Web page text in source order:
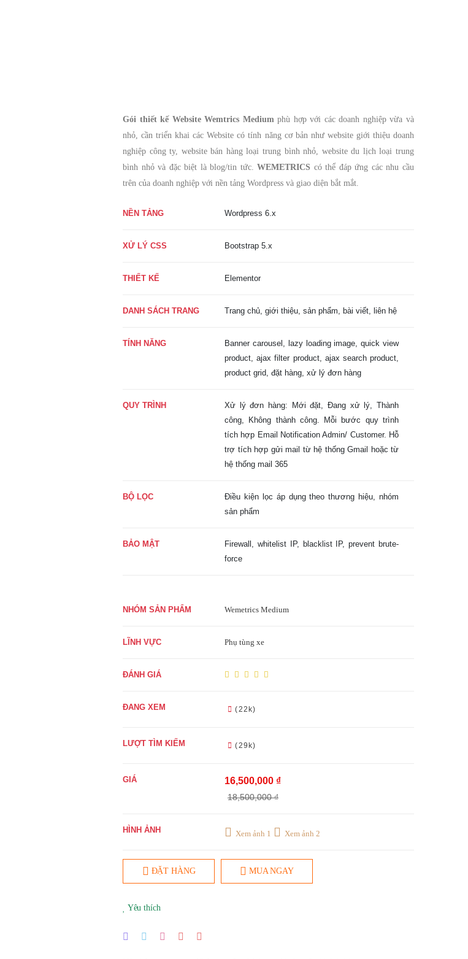
Gói thiết kế Website Wemtrics Mediumphù hợp với các doanh nghiệp vừa và
nhỏ, cần triển khai các Website có tính năng cơ bản như website giới thiệu doanh
nghiệp công ty, website bán hàng loại trung bình nhỏ, website du lịch loại trung
bình nhỏ và đặc biệt là blog/tin tức.WEMETRICS có thể đáp ứng các nhu cầu
trên của doanh nghiệp với nền tảng Wordpress và giao diện bắt mắt.
NỀN TẢNG Wordpress 6.x
XỬ LÝ CSS Bootstrap 5.x
THIẾT KẾ Elementor
DANH SÁCH TRANG Trang chủ, giới thiệu, sản phẩm, bài viết, liên hệ
TÍNH NĂNG
Banner carousel, lazy loading image, quick view
product, ajax filter product, ajax search product,
product grid, đặt hàng, xử lý đơn hàng
QUY TRÌNH
Xử lý đơn hàng: Mới đặt, Đang xử lý, Thành
công, Không thành công. Mỗi bước quy trình
tích hợp Email Notification Admin/ Customer. Hỗ
trợ tích hợp gửi mail từ hệ thống Gmail hoặc từ
hệ thống mail 365
BỘ LỌC
Điều kiện lọc áp dụng theo thương hiệu, nhóm
sản phẩm
BẢO MẬT
Firewall, whitelist IP, blacklist IP, prevent brute-
force
NHÓM SẢN PHẨM Wemetrics Medium
LĨNH VỰC Phụ tùng xe
ĐÁNH GIÁ
ĐANG XEM (22k)
LƯỢT TÌM KIẾM (29k)
GIÁ 16,500,000 ₫
18,500,000 ₫
HÌNH ẢNH Xem ảnh 1 Xem ảnh 2
ĐẶT HÀNG MUA NGAY
Yêu thích